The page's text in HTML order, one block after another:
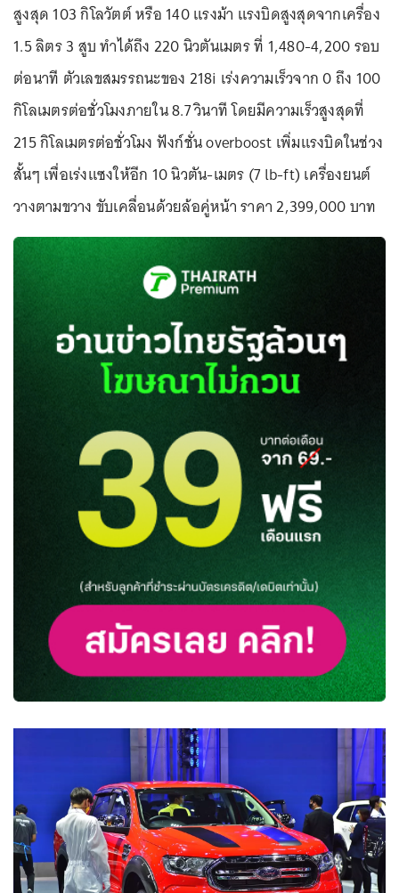
สูงสุด 103 กิโลวัตต์ หรือ 140 แรงม้า แรงบิดสูงสุดจากเครื่อง
1.5 ลิตร 3 สูบ ทำได้ถึง 220 นิวตันเมตร ที่ 1,480-4,200 รอบ
ต่อนาที ตัวเลขสมรรถนะของ 218i เร่งความเร็วจาก 0 ถึง 100
กิโลเมตรต่อชั่วโมงภายใน 8.7 วินาที โดยมีความเร็วสูงสุดที่
215 กิโลเมตรต่อชั่วโมง ฟังก์ชั่น overboost เพิ่มแรงบิดในช่วง
สั้นๆ เพื่อเร่งแซงให้อีก 10 นิวตัน-เมตร (7 lb-ft) เครื่องยนต์
วางตามขวาง ขับเคลื่อนด้วยล้อคู่หน้า ราคา 2,399,000 บาท